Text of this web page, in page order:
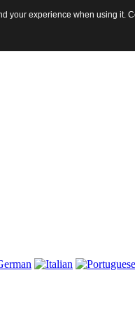
your experience when using it.